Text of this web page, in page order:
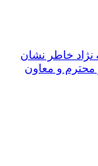
خاطر نشان
و معاون